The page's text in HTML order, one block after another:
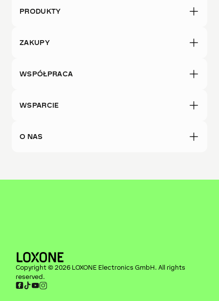
PRODUKTY
ZAKUPY
WSPÓŁPRACA
WSPARCIE
O NAS
Copyright © 2026 LOXONE Electronics GmbH. All rights
reserved.